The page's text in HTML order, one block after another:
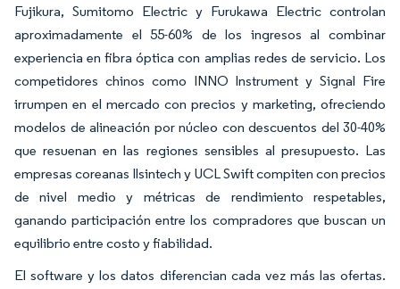
Fujikura, Sumitomo Electric y Furukawa Electric controlan
aproximadamente el 55-60% de los ingresos al combinar
experiencia en fibra óptica con amplias redes de servicio. Los
competidores chinos como INNO Instrument y Signal Fire
irrumpen en el mercado con precios y marketing, ofreciendo
modelos de alineación por núcleo con descuentos del 30-40%
que resuenan en las regiones sensibles al presupuesto. Las
empresas coreanas Ilsintech y UCL Swift compiten con precios
de nivel medio y métricas de rendimiento respetables,
ganando participación entre los compradores que buscan un
equilibrio entre costo y fiabilidad.
El software y los datos diferencian cada vez más las ofertas.